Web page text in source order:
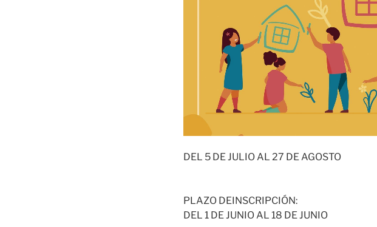
DEL 5 DE JULIO AL 27 DE AGOSTO
PLAZO DEINSCRIPCIÓN:
DEL 1 DE JUNIO AL 18 DE JUNIO